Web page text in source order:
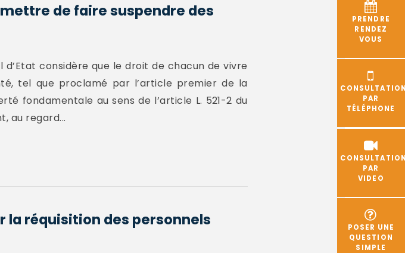
PRENDRE
RENDEZ
VOUS
PAR
TÉLÉPHONE
PAR
VIDEO
POSER UNE
QUESTION
SIMPLE
de faire suspendre des
considère que le droit de chacun de vivre
tel que proclamé par l’article premier de la
fondamentale au sens de l’article L. 521-2 du
au regard...
réquisition des personnels